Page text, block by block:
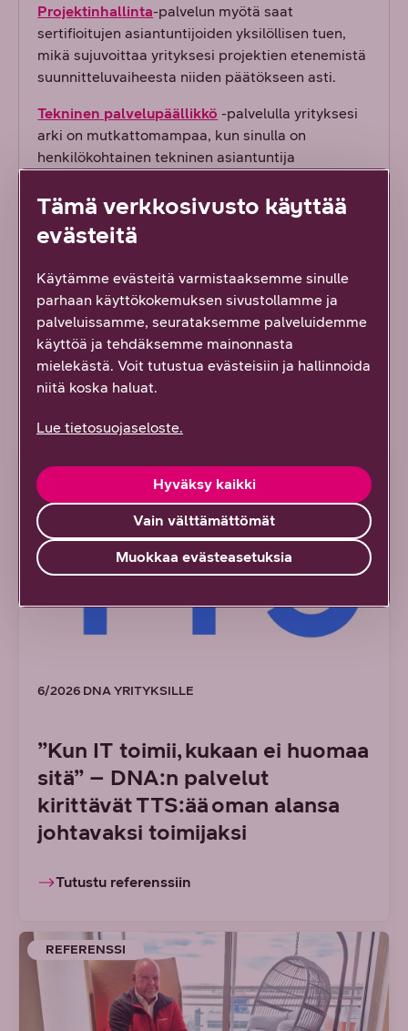
Projektinhallinta-palvelun myötä saat
sertifioitujen asiantuntijoiden yksilöllisen tuen,
mikä sujuvoittaa yrityksesi projektien etenemistä
suunnitteluvaiheesta niiden päätökseen asti.
Tekninen palvelupäällikkö -palvelulla yrityksesi
arki on mutkattomampaa, kun sinulla on
henkilökohtainen tekninen asiantuntija
yrityksesi käytössä olevia ratkaisuja.
Palvelupäällikkö
palvelutasojen toteutumista henkilökohtaisesti.
REFERENSSI
6/2026 DNA YRITYKSILLE
”Kun IT toimii, kukaan ei huomaa
sitä” – DNA:n palvelut
kirittävät TTS:ää oman alansa
johtavaksi toimijaksi
Tutustu referenssiin
REFERENSSI
Tämä verkkosivusto käyttää
evästeitä
Käytämme evästeitä varmistaaksemme sinulle
parhaan käyttökokemuksen sivustollamme ja
palveluissamme, seurataksemme palveluidemme
käyttöä ja tehdäksemme mainonnasta
mielekästä. Voit tutustua evästeisiin ja hallinnoida
niitä koska haluat.
Lue tietosuojaseloste.
Vain välttämättömät
Hyväksy kaikki
Muokkaa evästeasetuksia